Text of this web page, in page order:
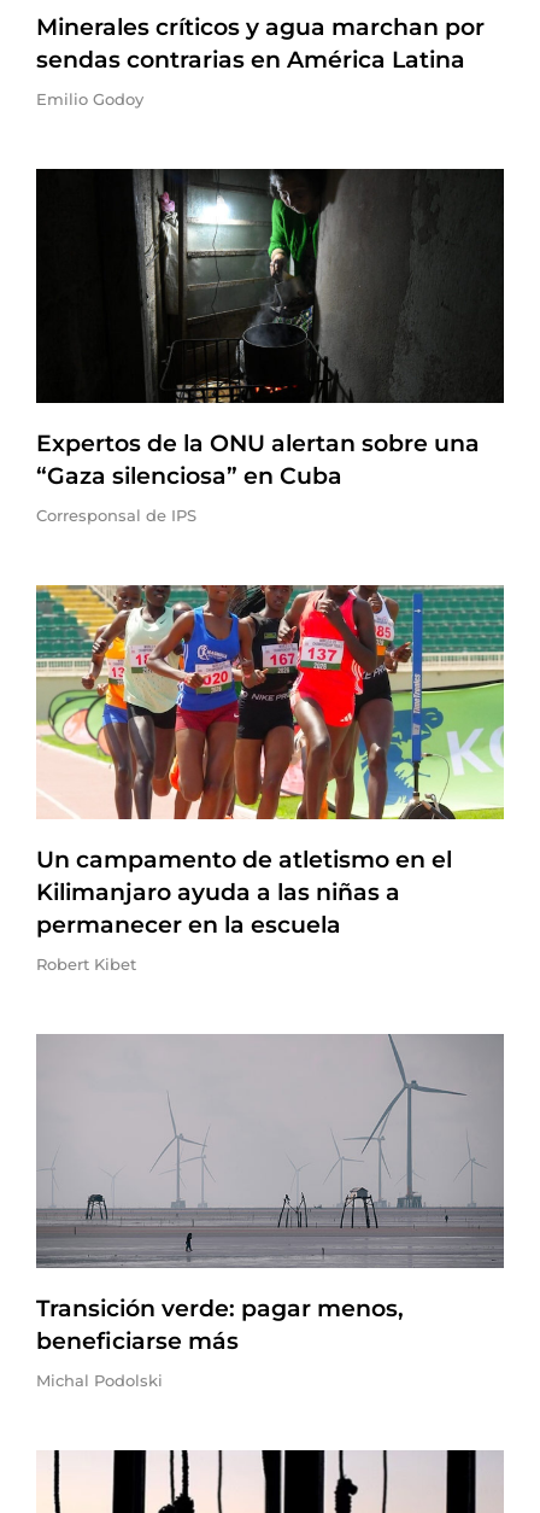
Minerales críticos y agua marchan por
sendas contrarias en América Latina
Emilio Godoy
Expertos de la ONU alertan sobre una
“Gaza silenciosa” en Cuba
Corresponsal de IPS
Un campamento de atletismo en el
Kilimanjaro ayuda a las niñas a
permanecer en la escuela
Robert Kibet
Transición verde: pagar menos,
beneficiarse más
Michal Podolski